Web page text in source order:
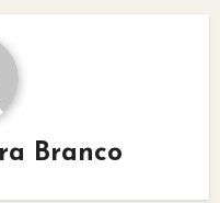
Branco